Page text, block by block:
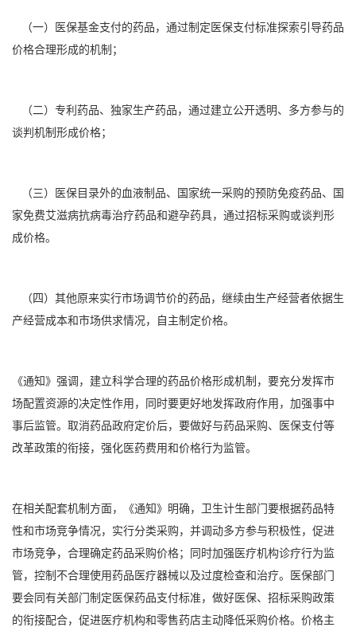
（一）医保基金支付的药品，通过制定医保支付标准探索引导药品
价格合理形成的机制；
（二）专利药品、独家生产药品，通过建立公开透明、多方参与的
谈判机制形成价格；
（三）医保目录外的血液制品、国家统一采购的预防免疫药品、国
家免费艾滋病抗病毒治疗药品和避孕药具，通过招标采购或谈判形
成价格。
（四）其他原来实行市场调节价的药品，继续由生产经营者依据生
产经营成本和市场供求情况，自主制定价格。
《通知》强调，建立科学合理的药品价格形成机制，要充分发挥市
场配置资源的决定性作用，同时要更好地发挥政府作用，加强事中
事后监管。取消药品政府定价后，要做好与药品采购、医保支付等
改革政策的衔接，强化医药费用和价格行为监管。
在相关配套机制方面，《通知》明确，卫生计生部门要根据药品特
性和市场竞争情况，实行分类采购，并调动多方参与积极性，促进
市场竞争，合理确定药品采购价格；同时加强医疗机构诊疗行为监
管，控制不合理使用药品医疗器械以及过度检查和治疗。医保部门
要会同有关部门制定医保药品支付标准，做好医保、招标采购政策
的衔接配合，促进医疗机构和零售药店主动降低采购价格。价格主